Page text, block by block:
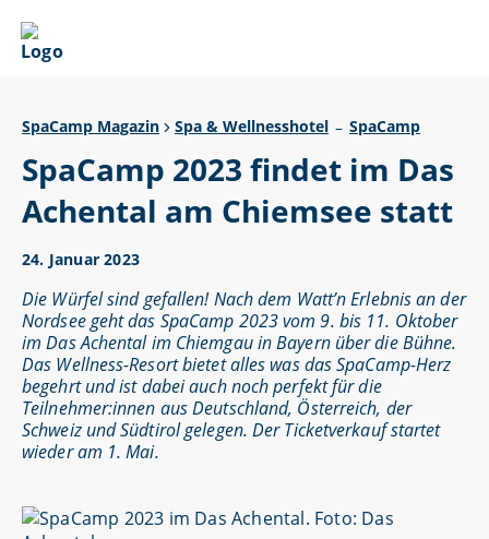
SpaCamp Magazin Spa & Wellnesshotel – SpaCamp
SpaCamp 2023 findet im Das
Achental am Chiemsee statt
24. Januar 2023
Die Würfel sind gefallen! Nach dem Watt’n Erlebnis an der
Nordsee geht das SpaCamp 2023 vom 9. bis 11. Oktober
im Das Achental im Chiemgau in Bayern über die Bühne.
Das Wellness-Resort bietet alles was das SpaCamp-Herz
begehrt und ist dabei auch noch perfekt für die
Teilnehmer:innen aus Deutschland, Österreich, der
Schweiz und Südtirol gelegen. Der Ticketverkauf startet
wieder am 1. Mai.